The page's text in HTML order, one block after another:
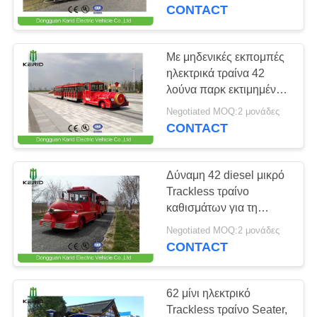
ΕΡΓΟΣΤΑΣΊΟΥ
ΈΛΕΓΧΟΣ
ΠΟΙΌΤΗΤΑΣ
ΕΠΙΚΟΙΝΩΝΉΣΤΕ
ΜΑΖΊ
ΜΑΣ
ΕΙΔΉΣΕΙΣ
ΖΗΤΉΣΤΕ
ΜΙΑ
ΠΡΟΣΦΟΡΆ
Ηλεκτρικά
ψυχαγωγικά μέσα
33
Ηλεκτρικά αμαξάκια
του γκολφ
εξωτερική αναψυχή
CONTACT
Με μηδενικές εκπομπές
ηλεκτρικά τραίνα 42
λούνα παρκ εκτιμημένη
μηχανή δύναμης
επιβατών 13.5KW
Negotiated MOQ:2 μονάδες
CONTACT
Δύναμη 42 diesel μικρό
Trackless τραίνο
καθισμάτων για τη
χαμηλή εκπομπή λούνα
παρκ
Negotiated MOQ:2 μονάδες
CONTACT
62 μίνι ηλεκτρικό
Trackless τραίνο Seater,